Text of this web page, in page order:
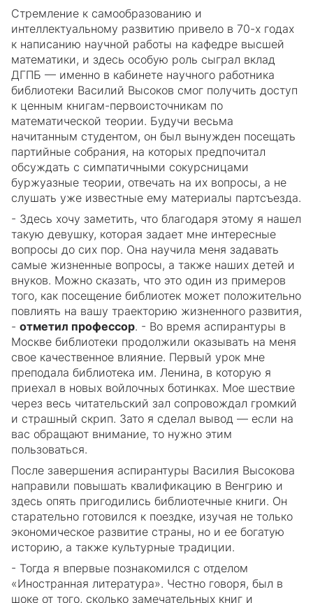
Стремление к самообразованию и
интеллектуальному развитию привело в 70-х годах
к написанию научной работы на кафедре высшей
математики, и здесь особую роль сыграл вклад
ДГПБ — именно в кабинете научного работника
библиотеки Василий Высоков смог получить доступ
к ценным книгам-первоисточникам по
математической теории. Будучи весьма
начитанным студентом, он был вынужден посещать
партийные собрания, на которых предпочитал
обсуждать с симпатичными сокурсницами
буржуазные теории, отвечать на их вопросы, а не
слушать уже известные ему материалы партсъезда.
- Здесь хочу заметить, что благодаря этому я нашел
такую девушку, которая задает мне интересные
вопросы до сих пор. Она научила меня задавать
самые жизненные вопросы, а также наших детей и
внуков. Можно сказать, что это один из примеров
того, как посещение библиотек может положительно
повлиять на вашу траекторию жизненного развития,
- отметил профессор. - Во время аспирантуры в
Москве библиотеки продолжили оказывать на меня
свое качественное влияние. Первый урок мне
преподала библиотека им. Ленина, в которую я
приехал в новых войлочных ботинках. Мое шествие
через весь читательский зал сопровождал громкий
и страшный скрип. Зато я сделал вывод — если на
вас обращают внимание, то нужно этим
пользоваться.
После завершения аспирантуры Василия Высокова
направили повышать квалификацию в Венгрию и
здесь опять пригодились библиотечные книги. Он
старательно готовился к поездке, изучая не только
экономическое развитие страны, но и ее богатую
историю, а также культурные традиции.
- Тогда я впервые познакомился с отделом
«Иностранная литература». Честно говоря, был в
шоке от того, сколько замечательных книг и